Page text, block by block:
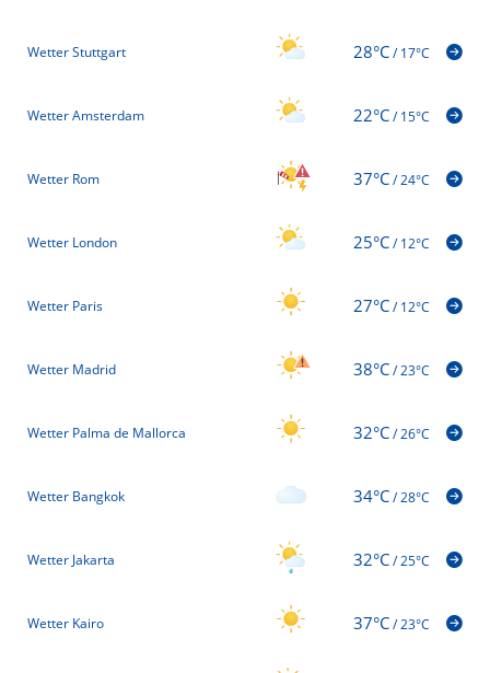
Wetter Stuttgart 28°C/17°C
Wetter Amsterdam 22°C/15°C
Wetter Rom 37°C/24°C
Wetter London 25°C/12°C
Wetter Paris 27°C/12°C
Wetter Madrid 38°C/23°C
Wetter Palma de Mallorca 32°C/26°C
Wetter Bangkok 34°C/28°C
Wetter Jakarta 32°C/25°C
Wetter Kairo 37°C/23°C